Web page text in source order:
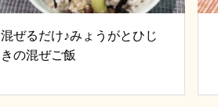
混ぜるだけ♪みょうがとひじ
きの混ぜご飯